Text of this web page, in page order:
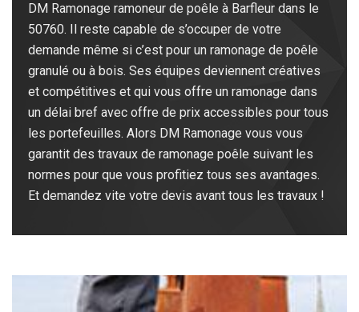
DM Ramonage ramoneur de poêle à Barfleur dans le
50760. Il reste capable de s’occuper de votre
demande même si c’est pour un ramonage de poêle
granulé ou à bois. Ses équipes deviennent créatives
et compétitives et qui vous offre un ramonage dans
un délai bref avec offre de prix accessibles pour tous
les portefeuilles. Alors DM Ramonage vous vous
garantit des travaux de ramonage poêle suivant les
normes pour que vous profitiez tous ses avantages.
Et demandez vite votre devis avant tous les travaux !